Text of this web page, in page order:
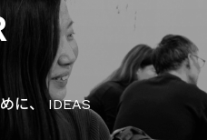
に、 IDEAS